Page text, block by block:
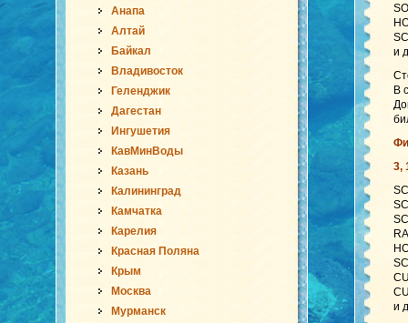
Анапа
Алтай
Байкал
Владивосток
Геленджик
Дагестан
Ингушетия
КавМинВоды
Казань
Калининград
Камчатка
Карелия
Красная Поляна
Крым
Москва
Мурманск
и
В
3,
и